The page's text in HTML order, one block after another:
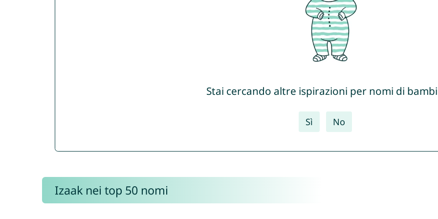
Stai cercando altre ispirazioni per nomi di
Sì No
Izaak nei top 50 nomi